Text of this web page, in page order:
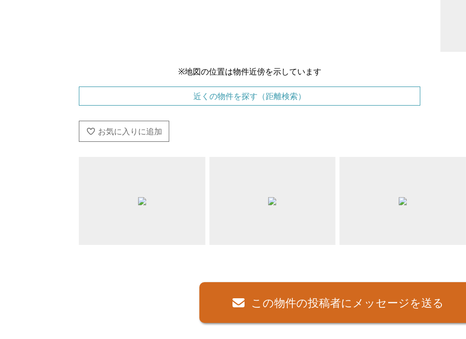
※地図の位置は物件近傍を示しています
近くの物件を探す（距離検索）
この物件の投稿者にメッセージを送る